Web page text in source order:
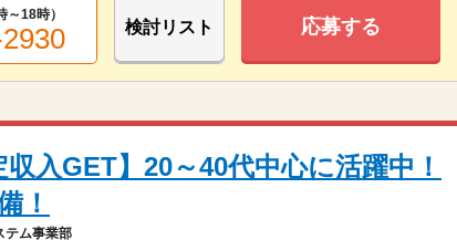
～18時）
検討リスト 応募する
収入GET】20～40代中心に活躍中！
！
ム事業部